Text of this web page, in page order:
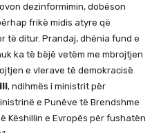
dezinformimin, dobëson
frikë midis atyre që
të ditur. Prandaj, dhënia fund e
ka të bëjë vetëm me mbrojtjen
e vlerave të demokracisë
, ndihmës i ministrit për
e Punëve të Brendshme
Këshillin e Evropës për fushatën